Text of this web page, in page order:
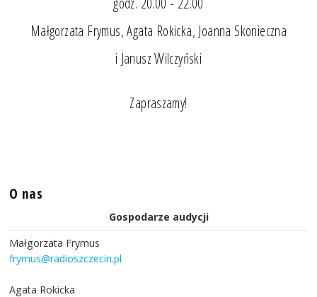
Małgorzata Frymus, Agata Rokicka, Joanna Skonieczna
i Janusz Wilczyński
Zapraszamy!
O nas
Gospodarze audycji
Małgorzata Frymus
frymus@radioszczecin.pl
Agata Rokicka